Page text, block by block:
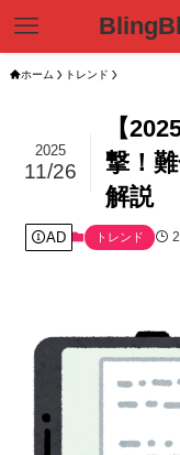
ホーム トレンド
【
撃！
解説
2025
11/26
AD トレンド